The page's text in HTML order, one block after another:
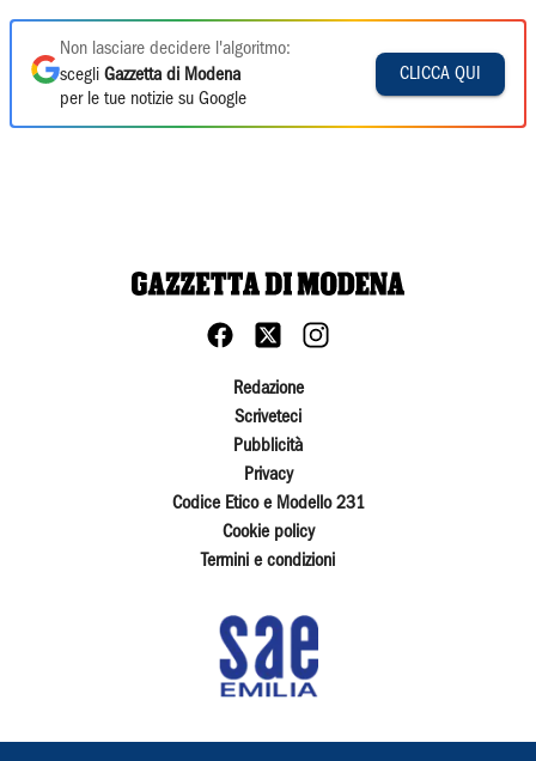
Non lasciare decidere l'algoritmo:
scegli Gazzetta di Modena
per le tue notizie su Google
CLICCA QUI
Redazione
Scriveteci
Pubblicità
Privacy
Codice Etico e Modello 231
Cookie policy
Termini e condizioni